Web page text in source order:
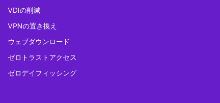
VDIの削減
VPNの置き換え
ウェブダウンロード
ゼロトラストアクセス
ゼロデイフィッシング